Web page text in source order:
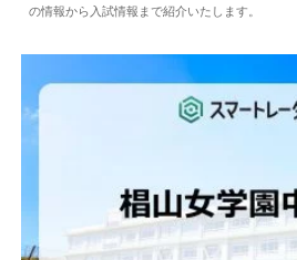
の情報から入試情報まで紹介いたします。